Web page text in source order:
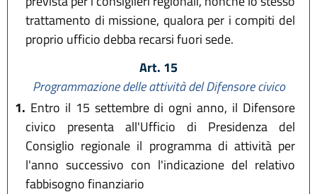
trattamento di missione, qualora per i compiti del
proprio ufficio debba recarsi fuori sede.
Art. 15
Programmazione delle attività del Difensore civico
1. Entro il 15 settembre di ogni anno, il Difensore
civico presenta all'Ufficio di Presidenza del
Consiglio regionale il programma di attività per
l'anno successivo con l'indicazione del relativo
fabbisogno finanziario